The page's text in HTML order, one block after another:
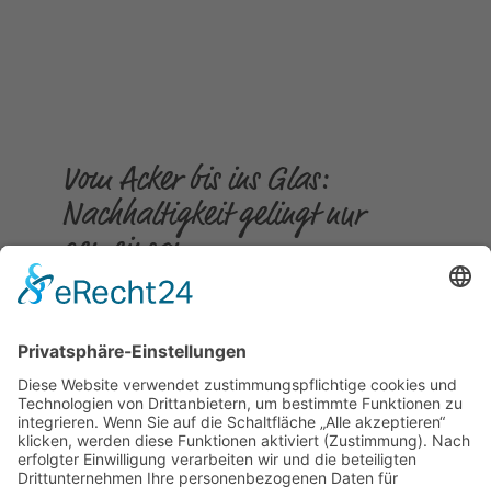
Vom Acker bis ins Glas:
Nachhaltigkeit gelingt nur
gemeinsam
Gepostet am23.07.2026